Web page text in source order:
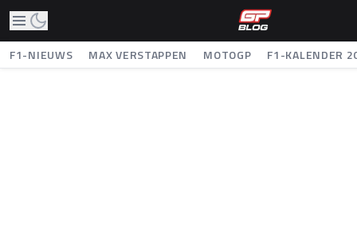
F1-NIEUWS MAX VERSTAPPEN MOTOGP F1-KALENDER